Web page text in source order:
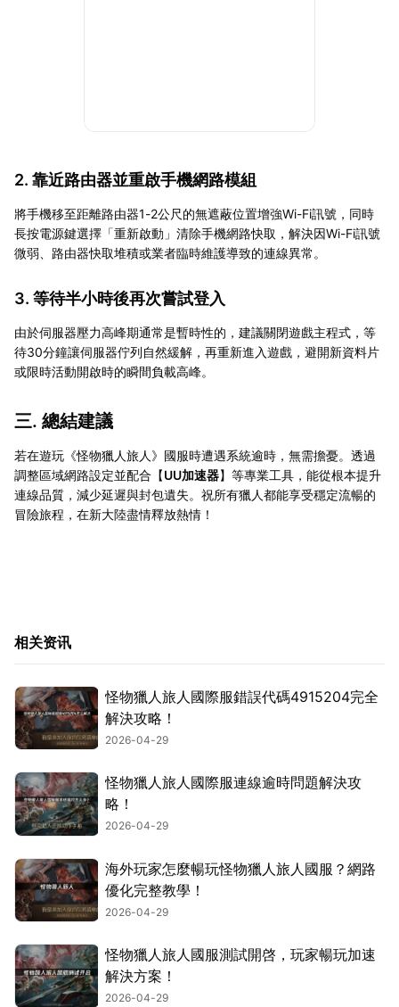
2. 靠近路由器並重啟手機網路模組
將手機移至距離路由器1-2公尺的無遮蔽位置增強Wi-Fi訊號，同時
長按電源鍵選擇「重新啟動」清除手機網路快取，解決因Wi-Fi訊號
微弱、路由器快取堆積或業者臨時維護導致的連線異常。
3. 等待半小時後再次嘗試登入
由於伺服器壓力高峰期通常是暫時性的，建議關閉遊戲主程式，等
待30分鐘讓伺服器佇列自然緩解，再重新進入遊戲，避開新資料片
或限時活動開啟時的瞬間負載高峰。
三. 總結建議
若在遊玩《怪物獵人旅人》國服時遭遇系統逾時，無需擔憂。透過
調整區域網路設定並配合【UU加速器】等專業工具，能從根本提升
連線品質，減少延遲與封包遺失。祝所有獵人都能享受穩定流暢的
冒險旅程，在新大陸盡情釋放熱情！
相关资讯
怪物獵人旅人國際服錯誤代碼4915204完全
解決攻略！
2026-04-29
怪物獵人旅人國際服連線逾時問題解決攻
略！
2026-04-29
海外玩家怎麼暢玩怪物獵人旅人國服？網路
優化完整教學！
2026-04-29
怪物獵人旅人國服測試開啓，玩家暢玩加速
解決方案！
2026-04-29